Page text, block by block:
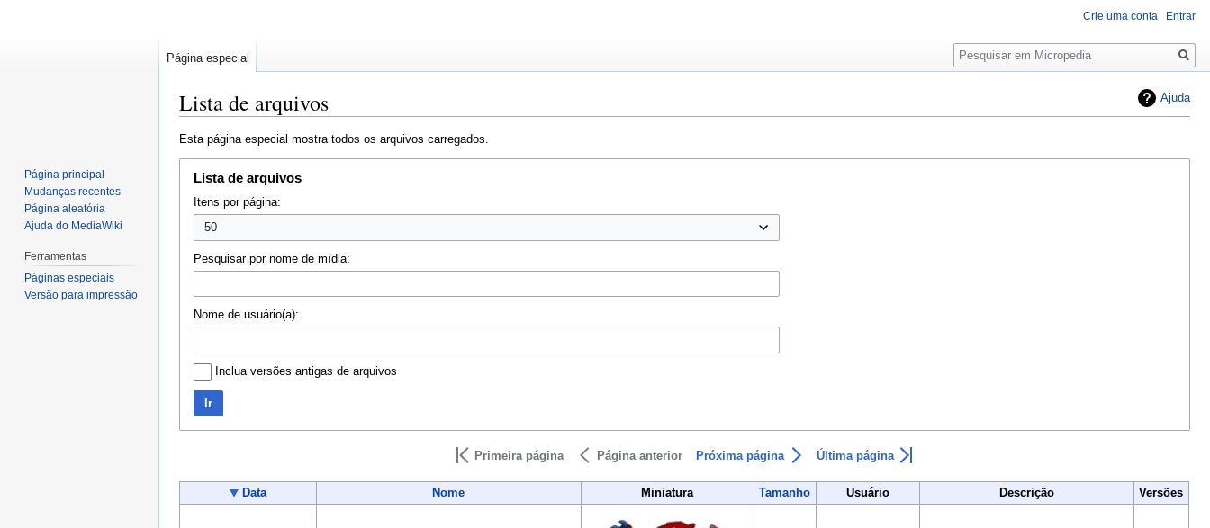
Ajuda
Lista de arquivos
Ir
para
navegação
Ir
para
pesquisar
Esta página especial mostra todos os arquivos carregados.
Lista de arquivos
Itens por página:
Pesquisar por nome de mídia:
Nome de usuário(a):
Inclua versões antigas de arquivos
Ir
Primeira página Página anterior Próxima página Última página
Data Nome Miniatura Tamanho Usuário Descrição Versões
Crie uma conta Entrar
Página especial
Pesquisa
Página principal
Mudanças recentes
Página aleatória
Ajuda do MediaWiki
Ferramentas
Páginas especiais
Versão para impressão